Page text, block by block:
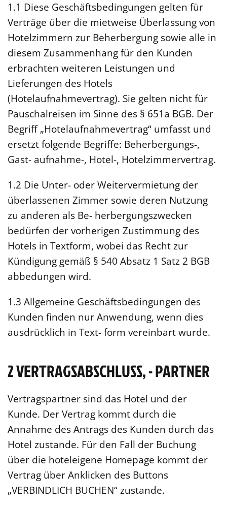
1.1 Diese Geschäftsbedingungen gelten für
Verträge über die mietweise Überlassung von
Hotelzimmern zur Beherbergung sowie alle in
diesem Zusammenhang für den Kunden
erbrachten weiteren Leistungen und
Lieferungen des Hotels
(Hotelaufnahmevertrag). Sie gelten nicht für
Pauschalreisen im Sinne des § 651a BGB. Der
Begriff „Hotelaufnahmevertrag“ umfasst und
ersetzt folgende Begriffe: Beherbergungs-,
Gast- aufnahme-, Hotel-, Hotelzimmervertrag.
1.2 Die Unter- oder Weitervermietung der
überlassenen Zimmer sowie deren Nutzung
zu anderen als Be- herbergungszwecken
bedürfen der vorherigen Zustimmung des
Hotels in Textform, wobei das Recht zur
Kündigung gemäß § 540 Absatz 1 Satz 2 BGB
abbedungen wird.
1.3 Allgemeine Geschäftsbedingungen des
Kunden finden nur Anwendung, wenn dies
ausdrücklich in Text- form vereinbart wurde.
2 VERTRAGSABSCHLUSS, - PARTNER
Vertragspartner sind das Hotel und der
Kunde. Der Vertrag kommt durch die
Annahme des Antrags des Kunden durch das
Hotel zustande. Für den Fall der Buchung
über die hoteleigene Homepage kommt der
Vertrag über Anklicken des Buttons
„VERBINDLICH BUCHEN“ zustande.